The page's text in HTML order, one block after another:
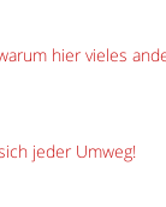
hier vieles
jeder Umweg!